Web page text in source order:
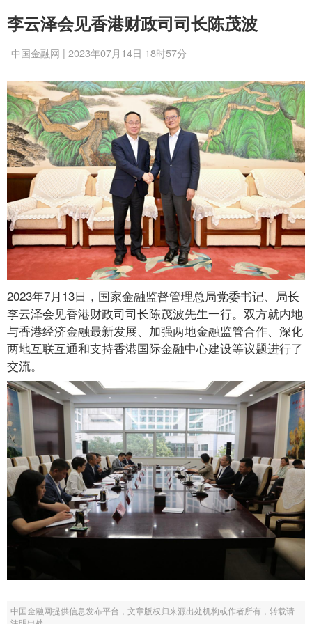
李云泽会见香港财政司司长陈茂波
中国金融网 | 2023年07月14日 18时57分
2023年7月13日，国家金融监督管理总局党委书记、局长
李云泽会见香港财政司司长陈茂波先生一行。双方就内地
与香港经济金融最新发展、加强两地金融监管合作、深化
两地互联互通和支持香港国际金融中心建设等议题进行了
交流。
中国金融网提供信息发布平台，文章版权归来源出处机构或作者所有，转载请